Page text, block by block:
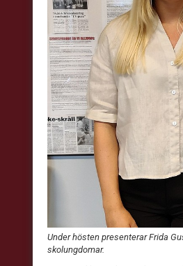
Under hösten presenterar Frida
skolungdomar.